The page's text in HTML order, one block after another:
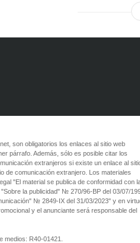
son obligatorios los enlaces al sitio web
párrafo. Además, sólo es posible citar los
extranjeros si existe un enlace al
de comunicación extranjero. Los materiales
"El material se publica de conformidad con
la publicidad" № 270/96-ВР del 03/07/
№ 2849-IX del 31/03/2023" y en
y el anunciante será responsable del
medios: R40-01421.